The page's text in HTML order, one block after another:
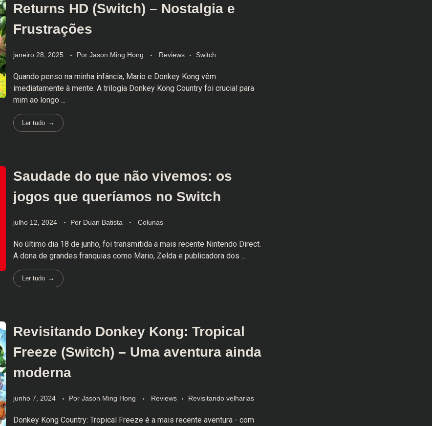
Returns HD (Switch) – Nostalgia e
Frustrações
janeiro 28, 2025 Por Jason Ming Hong Reviews Switch
Quando penso na minha infância, Mario e Donkey Kong vêm
imediatamente à mente. A trilogia Donkey Kong Country foi crucial para
mim ao longo ...
Ler tudo
Saudade do que não vivemos: os
jogos que queríamos no Switch
julho 12, 2024 Por Duan Batista Colunas
No último dia 18 de junho, foi transmitida a mais recente Nintendo Direct.
A dona de grandes franquias como Mario, Zelda e publicadora dos ...
Ler tudo
Revisitando Donkey Kong: Tropical
Freeze (Switch) – Uma aventura ainda
moderna
junho 7, 2024 Por Jason Ming Hong Reviews Revisitando velharias
Donkey Kong Country: Tropical Freeze é a mais recente aventura - com